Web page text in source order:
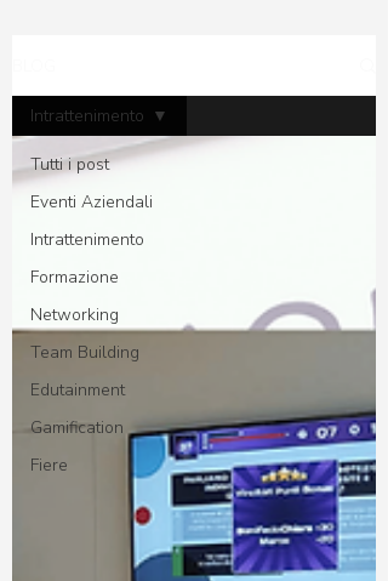
Tutti i post
Eventi Aziendali
Intrattenimento
Formazione
Networking
Team Building
Edutainment
Gamification
Fiere
Intrattenimento